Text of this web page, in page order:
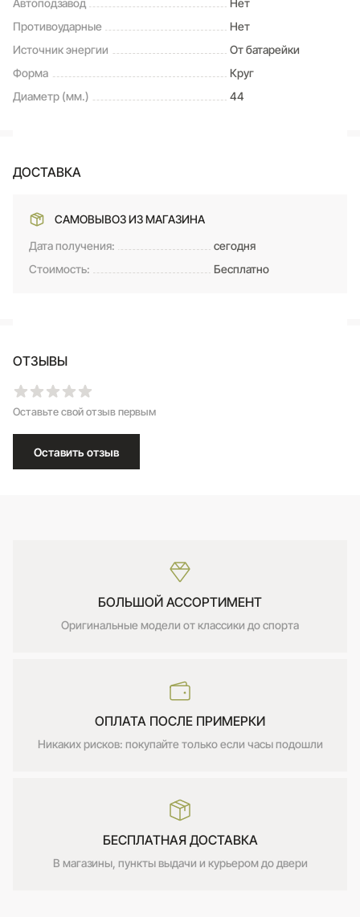
Автоподзавод
Нет
Противоударные
Нет
Источник энергии
От батарейки
Форма
Круг
Диаметр (мм.)
44
ДОСТАВКА
САМОВЫВОЗ ИЗ МАГАЗИНА
Дата получения:
сегодня
Стоимость:
Бесплатно
ОТЗЫВЫ
Оставьте свой отзыв первым
Оставить отзыв
БОЛЬШОЙ АССОРТИМЕНТ
Оригинальные модели от классики до спорта
ОПЛАТА ПОСЛЕ ПРИМЕРКИ
Никаких рисков: покупайте только если часы подошли
БЕСПЛАТНАЯ ДОСТАВКА
В магазины, пункты выдачи и курьером до двери